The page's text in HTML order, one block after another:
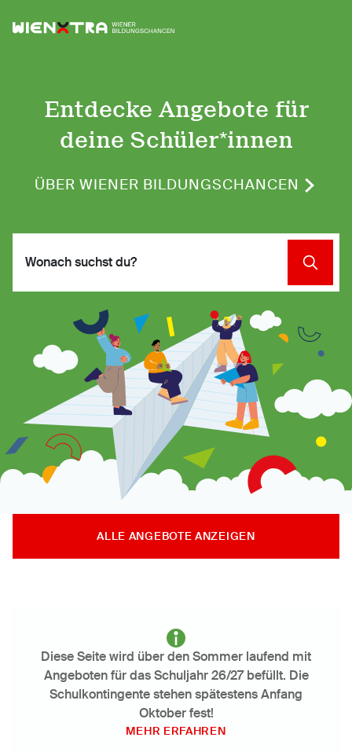
Logo Wiener Bildungschancen
Entdecke Angebote für
deine Schüler*innen
ÜBER WIENER BILDUNGSCHANCEN
SUCHE
ALLE ANGEBOTE ANZEIGEN
Diese Seite wird über den Sommer laufend mit
Angeboten für das Schuljahr 26/27 befüllt. Die
Schulkontingente stehen spätestens Anfang
Oktober fest!
MEHR ERFAHREN